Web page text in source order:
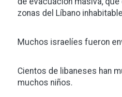
zonas del Líbano
Muchos israelíes fueron
Cientos de libaneses han
muchos niños.